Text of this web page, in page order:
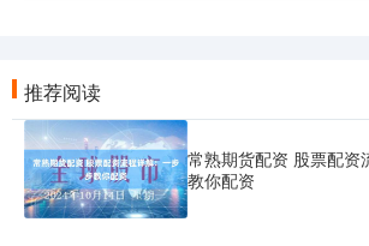
推荐阅读
常熟期货配资 股票配资
教你配资